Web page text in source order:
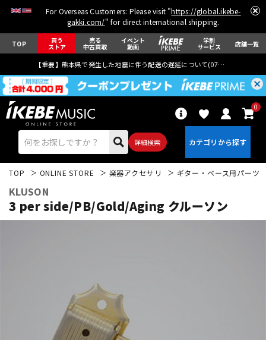
For Overseas Customers: Please visit "https://global.ikebe-
gakki.com/" for direct international shipping.
TOP 買う
ストア
売る
中古買取
イベント
動画
学割
サービス 店舗一覧
【重要】熊本県で発生した地震に伴う配送の遅延について(07月29日
詳細検索
0
ドラム
TOP ONLINE STORE 楽器アクセサリ ギター・ベース用パーツ
KLUSON
3 per side/PB/Gold/Aging クルーソン